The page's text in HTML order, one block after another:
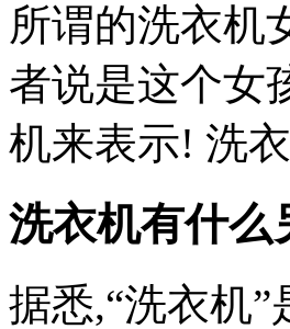
所谓的洗衣机
者说是这个女
机来表示! 洗
洗衣机有什么
据悉,“洗衣机